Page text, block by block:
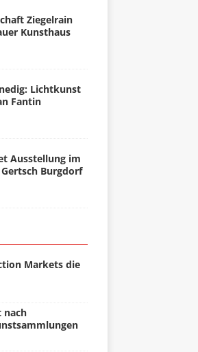
Ziegelrain
Kunsthaus
Lichtkunst
Fantin
Ausstellung im
Burgdorf
Markets die
nach